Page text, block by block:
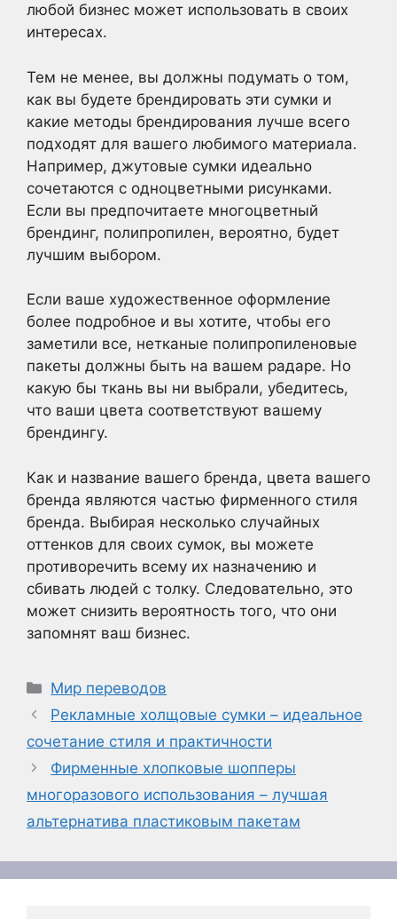
любой бизнес может использовать в своих
интересах.
Тем не менее, вы должны подумать о том,
как вы будете брендировать эти сумки и
какие методы брендирования лучше всего
подходят для вашего любимого материала.
Например, джутовые сумки идеально
сочетаются с одноцветными рисунками.
Если вы предпочитаете многоцветный
брендинг, полипропилен, вероятно, будет
лучшим выбором.
Если ваше художественное оформление
более подробное и вы хотите, чтобы его
заметили все, нетканые полипропиленовые
пакеты должны быть на вашем радаре. Но
какую бы ткань вы ни выбрали, убедитесь,
что ваши цвета соответствуют вашему
брендингу.
Как и название вашего бренда, цвета вашего
бренда являются частью фирменного стиля
бренда. Выбирая несколько случайных
оттенков для своих сумок, вы можете
противоречить всему их назначению и
сбивать людей с толку. Следовательно, это
может снизить вероятность того, что они
запомнят ваш бизнес.
Рубрики
Мир переводов
Рекламные холщовые сумки – идеальное
сочетание стиля и практичности
Фирменные хлопковые шопперы
многоразового использования – лучшая
альтернатива пластиковым пакетам